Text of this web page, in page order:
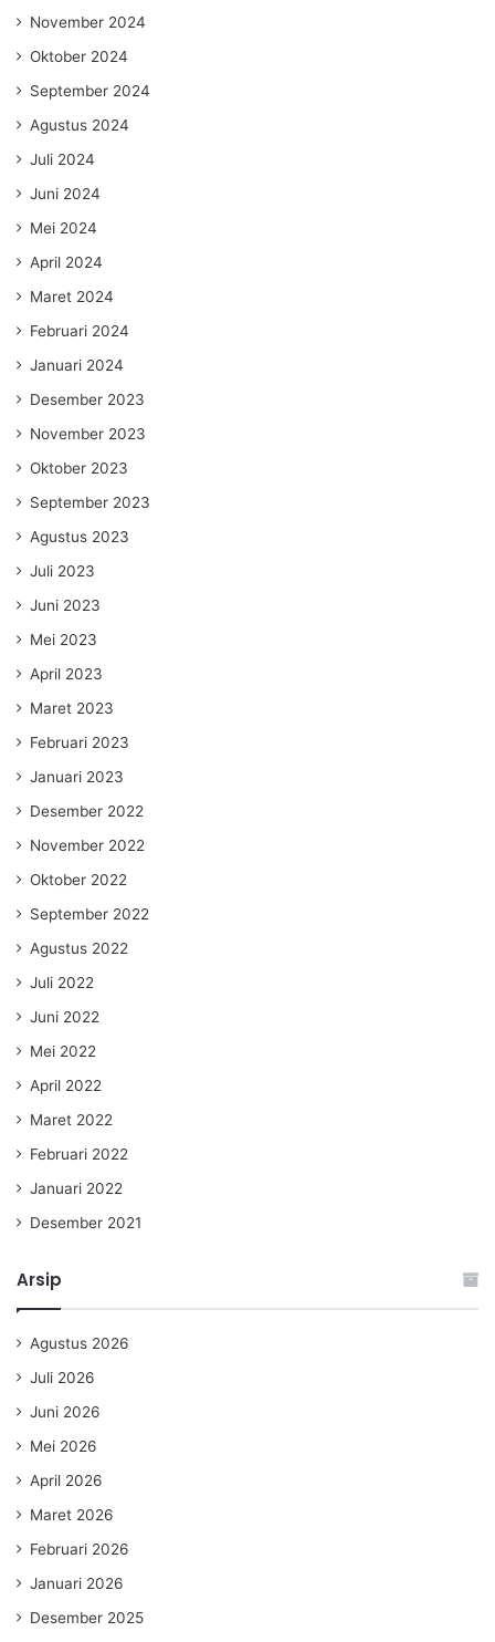
November 2024
Oktober 2024
September 2024
Agustus 2024
Juli 2024
Juni 2024
Mei 2024
April 2024
Maret 2024
Februari 2024
Januari 2024
Desember 2023
November 2023
Oktober 2023
September 2023
Agustus 2023
Juli 2023
Juni 2023
Mei 2023
April 2023
Maret 2023
Februari 2023
Januari 2023
Desember 2022
November 2022
Oktober 2022
September 2022
Agustus 2022
Juli 2022
Juni 2022
Mei 2022
April 2022
Maret 2022
Februari 2022
Januari 2022
Desember 2021
Arsip
Agustus 2026
Juli 2026
Juni 2026
Mei 2026
April 2026
Maret 2026
Februari 2026
Januari 2026
Desember 2025